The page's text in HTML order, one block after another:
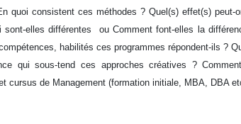
quoi consistent ces méthodes ? Quel(s) effet(s) peut-
sont-elles différentes ou Comment font-elles la
habilités ces programmes répondent-ils ?
qui sous-tend ces approches créatives ?
cursus de Management (formation initiale, MBA, DBA